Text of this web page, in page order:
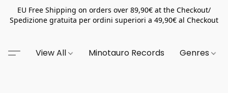
EU Free Shipping on orders over 89,90€ at the Checkout/
Spedizione gratuita per ordini superiori a 49,90€ al Checkout
View All Minotauro Records Genres